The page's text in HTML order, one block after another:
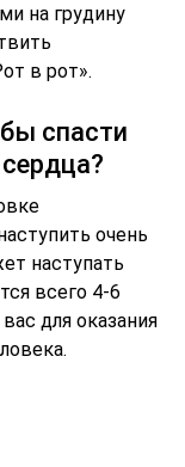
на грудину
в рот».
спасти
очень
наступать
всего 4-6
для оказания